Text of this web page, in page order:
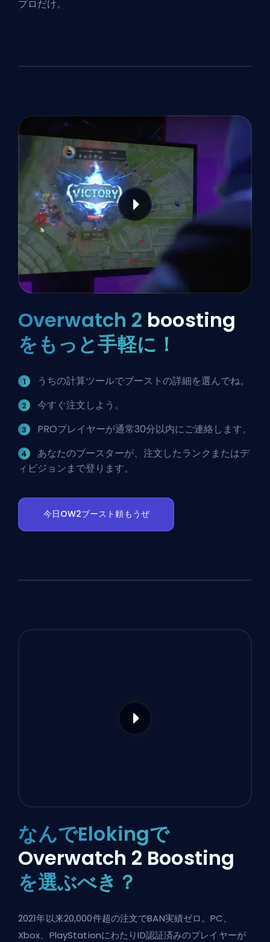
プロだけ。
Overwatch 2 boosting
をもっと手軽に！
うちの計算ツールでブーストの詳細を選んでね。
今すぐ注文しよう。
PROプレイヤーが通常30分以内にご連絡します。
あなたのブースターが、注文したランクまたはデ
ィビジョンまで登ります。
今日OW2ブースト頼もうぜ
なんでElokingで
Overwatch 2 Boosting
を選ぶべき？
2021年以来20,000件超の注文でBAN実績ゼロ。PC、
Xbox、PlayStationにわたりID認証済みのプレイヤーが